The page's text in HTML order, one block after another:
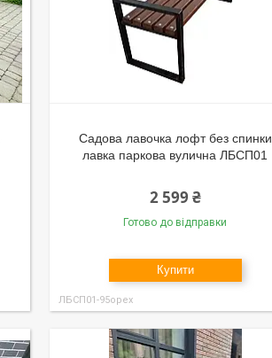
Садова лавочка лофт без спинки
лавка паркова вулична ЛБСП01
2 599 ₴
Готово до відправки
Купити
ЛБСП01-95орех